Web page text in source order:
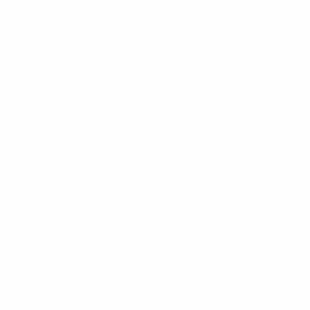
Jeżeli obowiązek podatkowy powstał po dniu 15 luty - w
okoliczności uzasadniających powstanie tego obowiązku,
zaistnienia okoliczności mających wpływ na powstanie lub
Podatek od środków transportowych jest płatny bez
do dnia 15 lutego i do dnia 15 września każdego roku lub
-Ustawa z dnia 12 stycznia 1991r. o podatkach i opłatach
-Uchwała Rady Miejskiej w Debrznie w sprawie
Opłata płatna jest z góry bez wezwania w terminie do dnia